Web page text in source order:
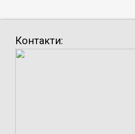
ПОРЯДОК ДЕННИЙ
ЗАСІДАННЯ ВЧЕНОЇ РАДИ
Контакти: